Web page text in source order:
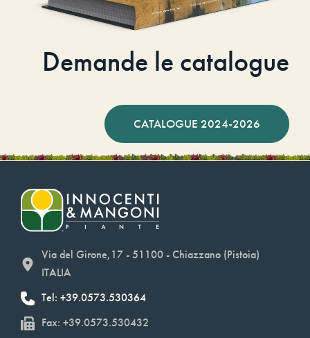
Demande le catalogue
CATALOGUE 2024-2026
Via del Girone,17 - 51100 - Chiazzano (Pistoia)
ITALIA
Tel: +39.0573.530364
Fax: +39.0573.530432